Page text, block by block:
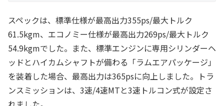
スペックは、標準仕様が最高出力355ps/最大トルク
61.5kgm、エコノミー仕様が最高出力269ps/最大トルク
54.9kgmでした。また、標準エンジンに専用シリンダーヘ
ッドとハイカムシャフトが備わる「ラムエアパッケージ」
を装着した場合、最高出力は365psに向上しました。トラ
ンスミッションは、3速/4速MTと3速トルコン式が設定さ